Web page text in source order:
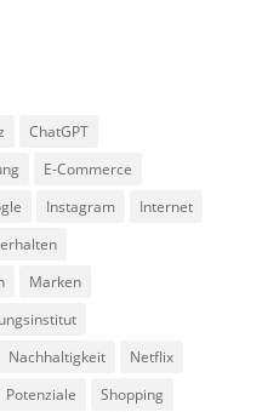
ChatGPT
E-Commerce
Instagram
Internet
Marken
Nachhaltigkeit
Netflix
Potenziale
Shopping